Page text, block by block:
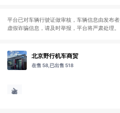
平台已对车辆行驶证做审核，车辆信息由发布
虚假诈骗信息，请及时举报，平台将严肃处理。
北京野行机车商贸
在售 58, 已出售 518